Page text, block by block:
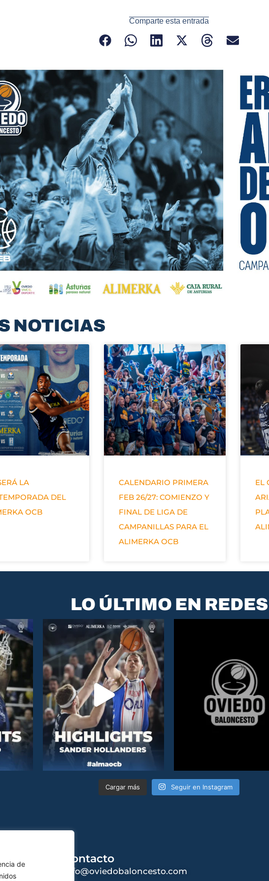
de
Comparte esta entrada
NOTICIAS
LA
DEL
OCB
CALENDARIO PRIMERA
FEB 26/27: COMIENZO Y
FINAL DE LIGA DE
CAMPANILLAS PARA EL
ALIMERKA OCB
EL
LO ÚLTIMO EN REDES
Cargar más Seguir en Instagram
Contacto
info@oviedobaloncesto.com